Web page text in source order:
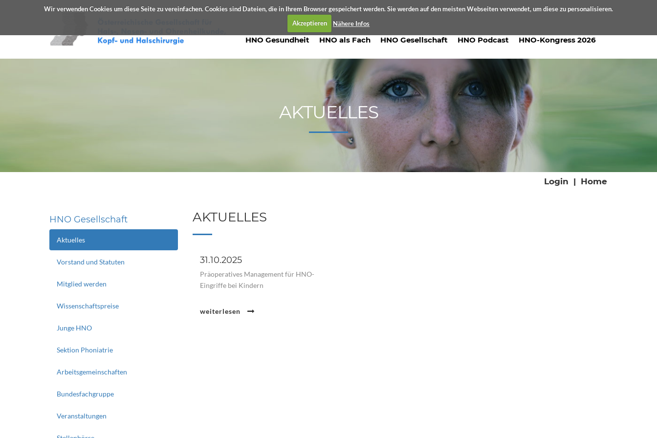
Wir verwenden Cookies um diese Seite zu vereinfachen. Cookies sind Dateien, die in Ihrem Browser gespeichert werden. Sie werden auf den meisten Webseiten verwendet, um diese zu personalisieren.
Akzeptieren
Nähere Infos
HNO Gesundheit HNO als Fach HNO Gesellschaft HNO Podcast HNO-Kongress 2026
AKTUELLES
Login | Home
HNO Gesellschaft
Aktuelles
Vorstand und Statuten
Mitglied werden
Wissenschaftspreise
Junge HNO
Sektion Phoniatrie
Arbeitsgemeinschaften
Bundesfachgruppe
Veranstaltungen
AKTUELLES
31.10.2025
Präoperatives Management für HNO-
Eingriffe bei Kindern
weiterlesen